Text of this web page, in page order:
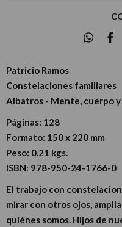
Patricio Ramos
Constelaciones familiares
Albatros - Mente, cuerpo y
Páginas: 128
Formato: 150 x 220 mm
Peso: 0.21 kgs.
ISBN: 978-950-24-1766-0
El trabajo con
mirar con otros ojos,
quiénes somos. Hijos de